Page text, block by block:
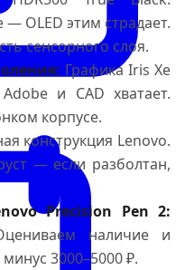
OLED этим страдает.
сенсорного слоя.
Графика Iris Xe
и CAD хватает.
корпусе.
конструкция Lenovo.
— если разболтан,
Precision Pen 2:
наличие и
3000–5000 ₽.